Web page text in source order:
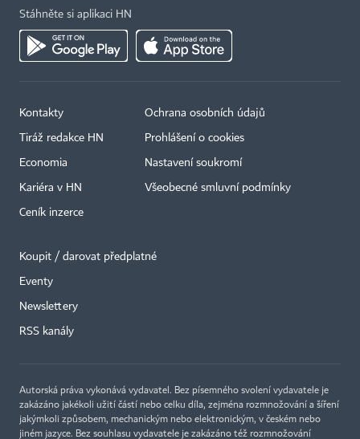
Stáhněte si aplikaci HN
Kontakty
Tiráž redakce HN
Economia
Kariéra v HN
Ceník inzerce
Ochrana osobních údajů
Prohlášení o cookies
Nastavení soukromí
Všeobecné smluvní podmínky
Koupit / darovat předplatné
Eventy
Newslettery
RSS kanály
Autorská práva vykonává vydavatel. Bez písemného svolení vydavatele je
zakázáno jakékoli užití částí nebo celku díla, zejména rozmnožování a šíření
jakýmkoli způsobem, mechanickým nebo elektronickým, v českém nebo
jiném jazyce. Bez souhlasu vydavatele je zakázáno též rozmnožování